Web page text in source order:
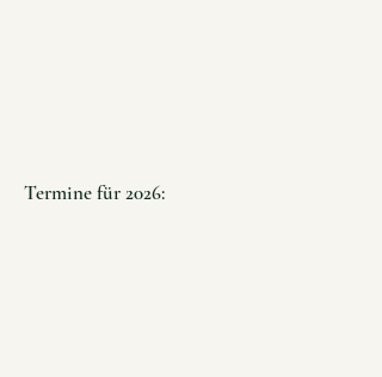
Termine für 2026: